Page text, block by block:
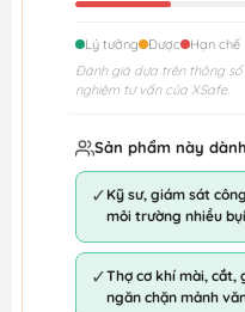
Lý tưởng Được
Hạn chế
Đánh giá dựa trên thông
nghiệm tư vấn của XSafe.
Sản phẩm này
✓ Kỹ sư, giám sát
môi trường nhiều
✓Thợ cơ khí mài, cắt,
ngăn chặn mảnh